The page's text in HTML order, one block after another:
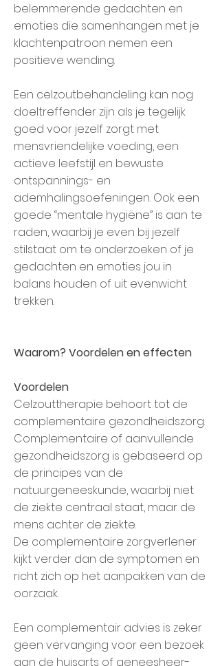
belemmerende gedachten en
emoties die samenhangen met je
klachtenpatroon nemen een
positieve wending.
Een celzoutbehandeling kan nog
doeltreffender zijn als je tegelijk
goed voor jezelf zorgt met
mensvriendelijke voeding, een
actieve leefstijl en bewuste
ontspannings- en
ademhalingsoefeningen. Ook een
goede “mentale hygiëne” is aan te
raden, waarbij je even bij jezelf
stilstaat om te onderzoeken of je
gedachten en emoties jou in
balans houden of uit evenwicht
trekken.
Waarom? Voordelen en effecten
Voordelen
Celzouttherapie behoort tot de
complementaire gezondheidszorg.
Complementaire of aanvullende
gezondheidszorg is gebaseerd op
de principes van de
natuurgeneeskunde, waarbij niet
de ziekte centraal staat, maar de
mens achter de ziekte.
De complementaire zorgverlener
kijkt verder dan de symptomen en
richt zich op het aanpakken van de
oorzaak.
Een complementair advies is zeker
geen vervanging voor een bezoek
aan de huisarts of geneesheer-